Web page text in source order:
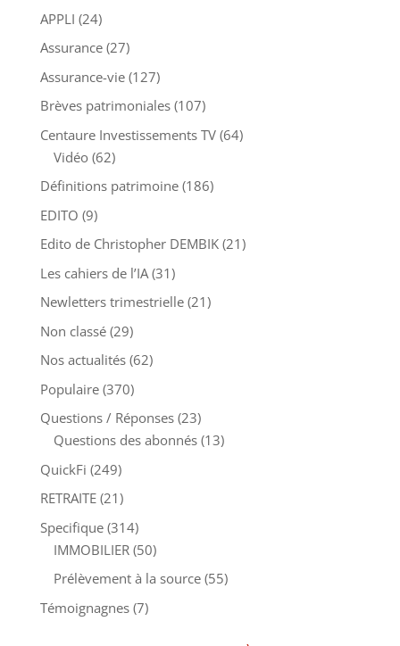
APPLI (24)
Assurance(27)
Assurance-vie(127)
Brèves patrimoniales(107)
Centaure Investissements TV(64)
Vidéo(62)
Définitions patrimoine(186)
EDITO (9)
Edito de Christopher DEMBIK(21)
Les cahiers de l’IA(31)
Newletters trimestrielle(21)
Non classé(29)
Nos actualités(62)
Populaire(370)
Questions / Réponses(23)
Questions des abonnés(13)
QuickFi (249)
RETRAITE(21)
Specifique(314)
IMMOBILIER(50)
Prélèvement à la source(55)
Témoignagnes(7)